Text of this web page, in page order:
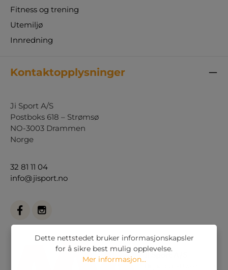
Fitness og trening
Utemiljø
Innredning
Kontaktopplysninger
Ji Sport A/S
Postboks 618 – Strømsø
NO-3003 Drammen
Norge
32 81 11 04
info@jisport.no
Dette nettstedet bruker informasjonskapsler
for å sikre best mulig opplevelse.
Mer informasjon...